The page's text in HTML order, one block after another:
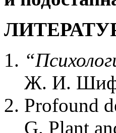
Ж. И. Шиф,
Profound
G. Plant